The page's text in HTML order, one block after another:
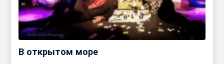
В открытом море